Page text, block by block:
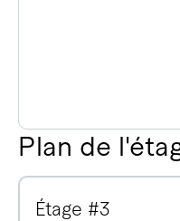
Plan de
Étage #3